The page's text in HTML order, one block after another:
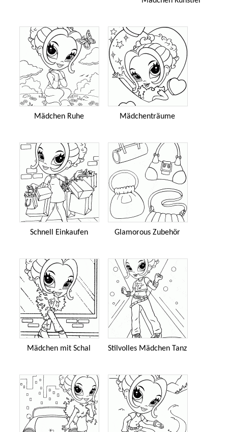
Mädchen Ruhe Mädchenträume
Schnell Einkaufen Glamorous Zubehör
Mädchen mit Schal Stilvolles Mädchen Tanz